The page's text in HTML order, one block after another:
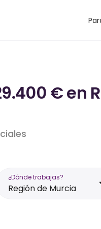
€ en
¿Dónde trabajas?
Región de Murcia